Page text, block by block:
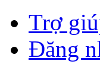
Trợ
Đăng